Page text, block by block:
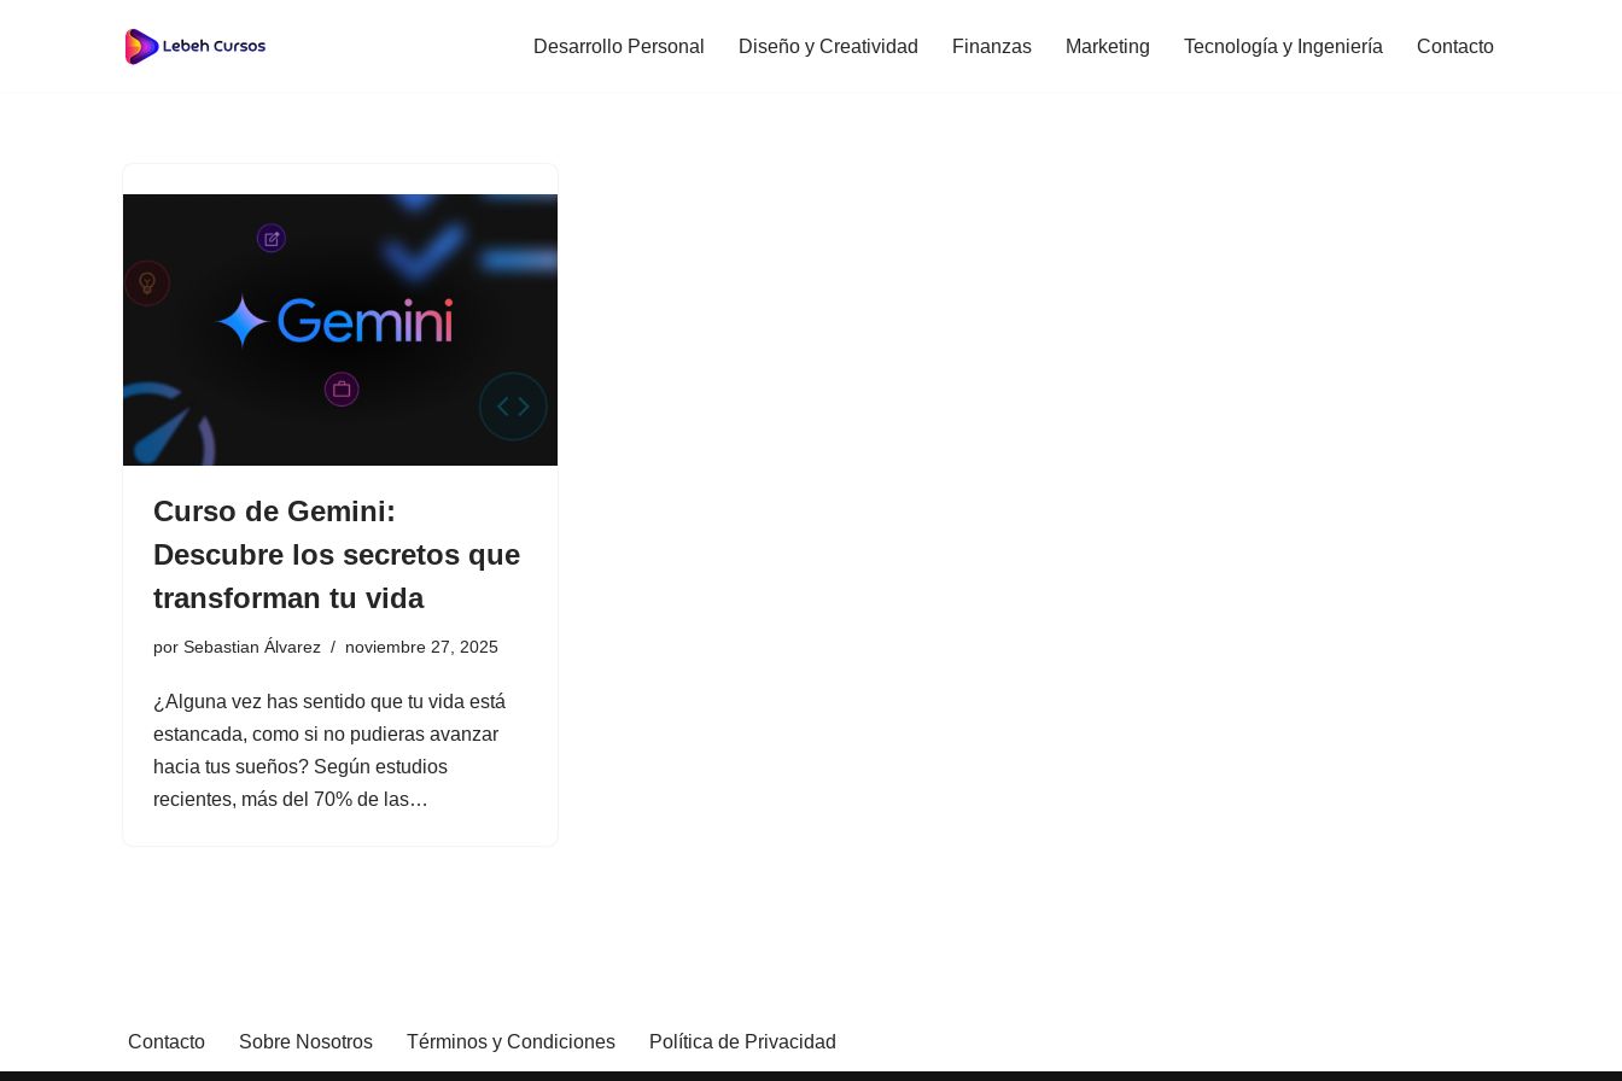
Desarrollo Personal Diseño y Creatividad Finanzas Marketing Tecnología y Ingeniería Contacto
Curso de Gemini:
Descubre los secretos que
transforman tu vida
por Sebastian Álvarez noviembre 27, 2025
¿Alguna vez has sentido que tu vida está
estancada, como si no pudieras avanzar
hacia tus sueños? Según estudios
recientes, más del 70% de las…
Contacto Sobre Nosotros Términos y Condiciones Política de Privacidad